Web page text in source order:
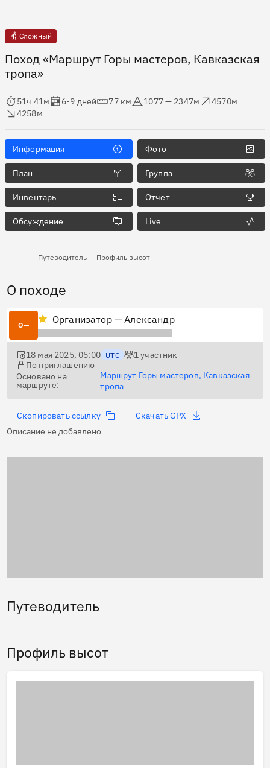
Сложный
Поход «Маршрут Горы мастеров, Кавказская
тропа»
в пути
51ч 41м
Оценка в днях
6-9 дней
77 км
1077 — 2347м
4570м
4258м
Информация Фото
План Группа
Инвентарь Отчет
Обсуждение Live
Путеводитель Профиль высот
О походе
О— Организатор — Александр
18 мая 2025, 05:00 UTC 1участник
По приглашению
Основано на
маршруте:
Маршрут Горы мастеров, Кавказская
тропа
Скопировать ссылку
Скачать GPX
Описание не добавлено
Путеводитель
Профиль высот